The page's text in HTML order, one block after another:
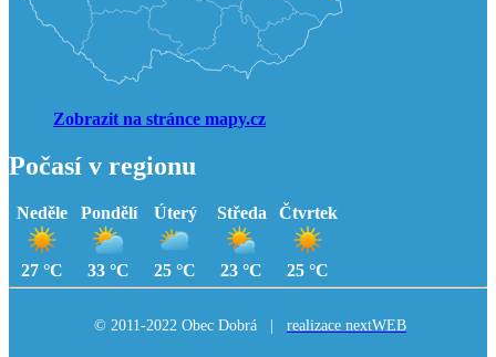
Zobrazit na stránce mapy.cz
Počasí v regionu
Neděle
27 °C
Pondělí
33 °C
Úterý
25 °C
Středa
23 °C
Čtvrtek
25 °C
© 2011-2022 Obec Dobrá | realizace nextWEB